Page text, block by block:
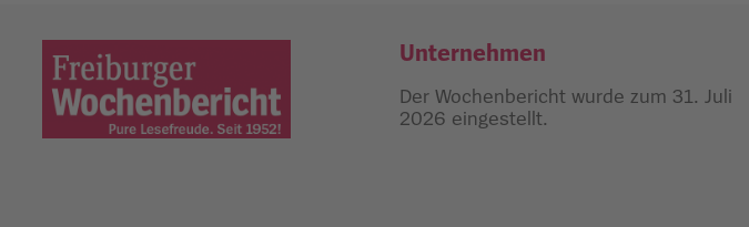
Unternehmen
Der Wochenbericht wurde zum 31. Juli
2026 eingestellt.